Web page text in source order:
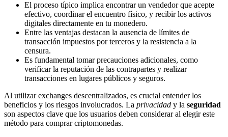
El proceso típico implica encontrar un vendedor que acepte
efectivo, coordinar el encuentro físico, y recibir los activos
digitales directamente en tu monedero.
Entre las ventajas destacan la ausencia de límites de
transacción impuestos por terceros y la resistencia a la
censura.
Es fundamental tomar precauciones adicionales, como
verificar la reputación de las contrapartes y realizar
transacciones en lugares públicos y seguros.
Al utilizar exchanges descentralizados, es crucial entender los
beneficios y los riesgos involucrados. La privacidad y la seguridad
son aspectos clave que los usuarios deben considerar al elegir este
método para comprar criptomonedas.